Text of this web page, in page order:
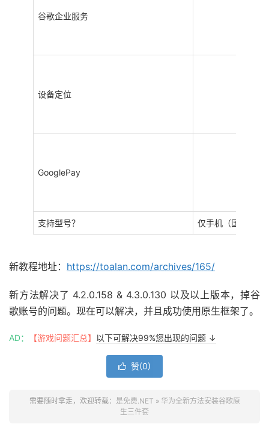
谷歌企业服务
设备定位
GooglePay
支持型号？ 仅手机（国行版）
新教程地址： https://toalan.com/archives/165/
新方法解决了 4.2.0.158 & 4.3.0.130 以及以上版本，掉谷
歌账号的问题。现在可以解决，并且成功使用原生框架了。
AD： 【游戏问题汇总】 以下可解决99%您出现的问题 ↓
 赞(0)
需要随时拿走，欢迎转载： 是免费.NET » 华为全新方法安装谷歌原
生三件套